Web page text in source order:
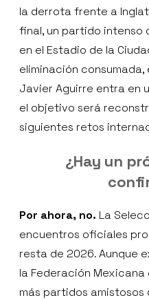
la derrota frente a
final, un partido intenso
en el Estadio de la
eliminación
Javier Aguirre entra en
el objetivo será
siguientes retos
¿Hay un
Por ahora, no. La
encuentros oficiales
resta de 2026. Aunque
la Federación
más partidos amistosos